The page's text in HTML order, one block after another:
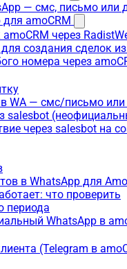
— смс, письмо или
amoCRM
через
создания сделок
номера через
WA — смс/письмо
salesbot
через salesbot на
в WhatsApp для
что проверить
периода
WhatsApp в
(Telegram в